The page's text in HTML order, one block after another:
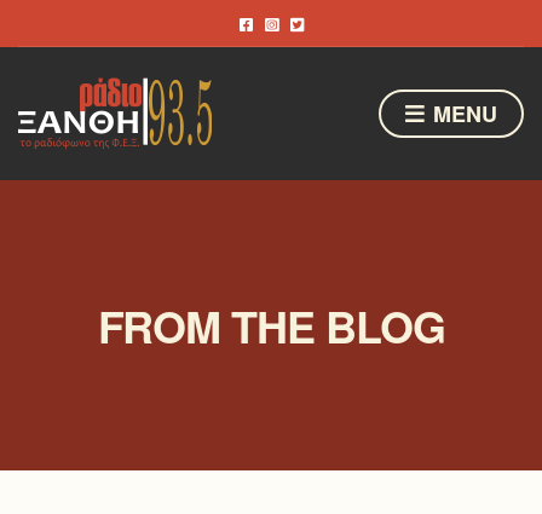
MENU
FROM THE BLOG